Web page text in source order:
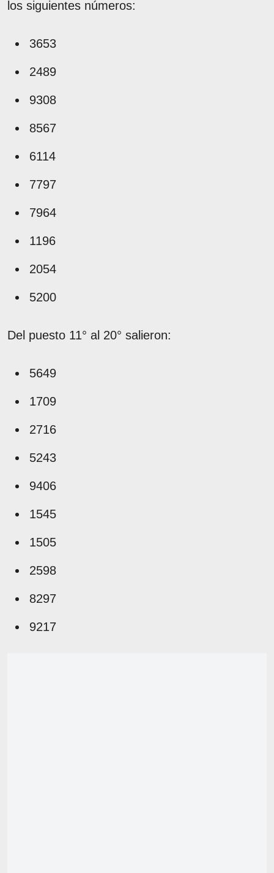
los siguientes números:
3653
2489
9308
8567
6114
7797
7964
1196
2054
5200
Del puesto 11° al 20° salieron:
5649
1709
2716
5243
9406
1545
1505
2598
8297
9217